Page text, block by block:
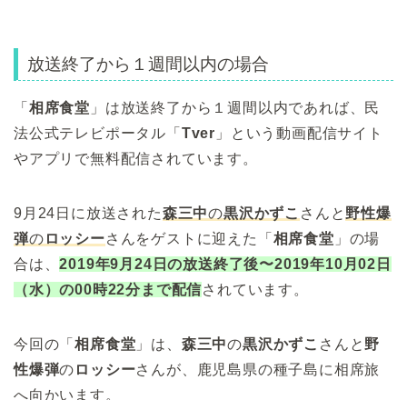
放送終了から１週間以内の場合
「 相席食堂 」は放送終了から１週間以内であれば、民
法公式テレビポータル「 Tver 」という動画配信サイト
やアプリで無料配信されています。
9月24日に放送された森三中の黒沢かずこ さんと野性爆
弾の ロッシーさんをゲストに迎えた「 相席食堂 」の場
合は、2019年9月24日の放送終了後〜2019年10月02日
（水）の00時22分まで配信されています。
今回の「相席食堂 」は、 森三中の黒沢かずこ さんと野
性爆弾の ロッシーさんが、鹿児島県の種子島に相席旅
へ向かいます。